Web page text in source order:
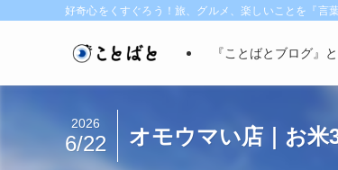
好奇心をくすぐろう！旅、グルメ、楽しいことを『言
『ことばとブログ』
オモウマい店｜お米
2026
6/22